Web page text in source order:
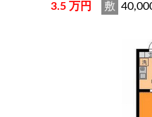
3.5 万円 敷